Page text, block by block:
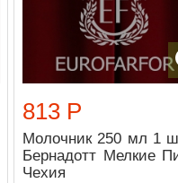
813 Р
Молочник 250 мл 1
Бернадотт Мелкие
Чехия